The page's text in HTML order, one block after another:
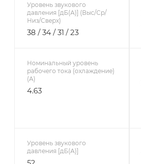
Уровень звукового
давления [дБ(А)] (Выс/Ср/
Низ/Сверх)
38 / 34 / 31 / 23
Номинальный уровень
рабочего тока (охлаждение)
(А)
4.63
Уровень звукового
давления [дБ(А)]